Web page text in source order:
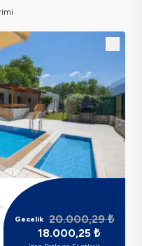
Gecelik 20.000,29 ₺
18.000,25 ₺